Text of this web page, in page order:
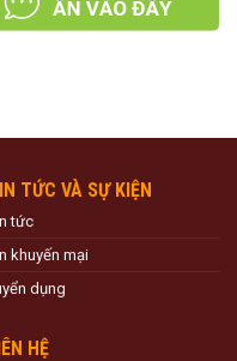
TỨC VÀ SỰ KIỆN
tức
khuyến mại
dụng
HỆ